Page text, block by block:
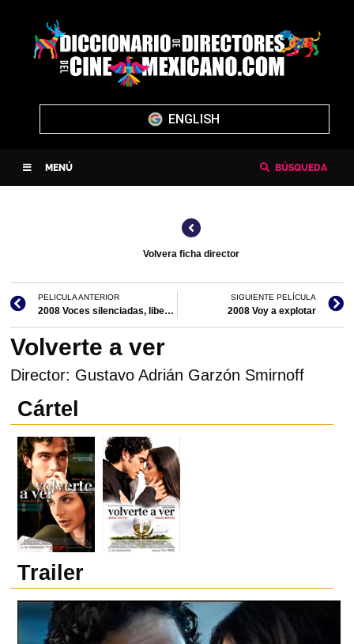
ENGLISH
MENÚ BÚSQUEDA
Volvera ficha director
PELICULA ANTERIOR
2008 Voces silenciadas, libertad amenazada/documental
SIGUIENTE PELÍCULA
2008 Voy a explotar
Volverte a ver
Director: Gustavo Adrián Garzón Smirnoff
Cártel
Trailer